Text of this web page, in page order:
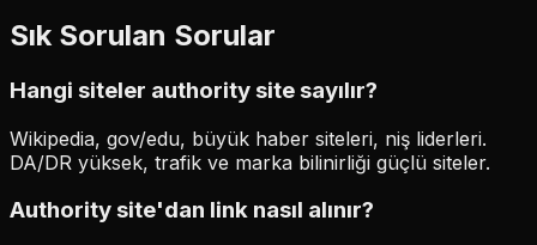
Sık Sorulan Sorular
Hangi siteler authority site sayılır?
Wikipedia, gov/edu, büyük haber siteleri, niş liderleri.
DA/DR yüksek, trafik ve marka bilinirliği güçlü siteler.
Authority site'dan link nasıl alınır?